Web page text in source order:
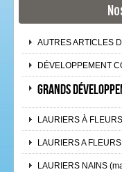
AUTRES ARTICLES
DÉVELOPPEMENT
GRANDS
LAURIERS À
LAURIERS A
LAURIERS NAINS